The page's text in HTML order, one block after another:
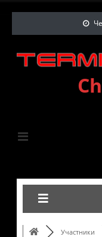
Участники